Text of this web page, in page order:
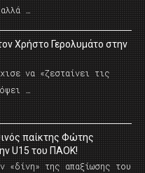
…
Χρήστο Γερολυμάτο στην
να «ζεσταίνει τις
…
παίκτης Φώτης
U15 του ΠΑΟΚ!
«δίνη» της απαξίωσης του